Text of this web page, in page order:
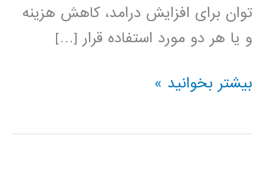
توان برای افزایش درامد، کاهش هزینه
و یا هر دو مورد استفاده قرار […]
داده
data
بیشتر بخوانید »